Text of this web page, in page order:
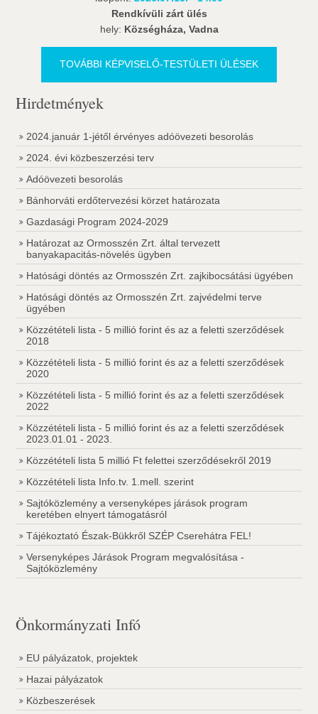
Rendkívüli zárt ülés
hely: Községháza, Vadna
TOVÁBBI KÉPVISELŐ-TESTÜLETI ÜLÉSEK
Hirdetmények
2024.január 1-jétől érvényes adóövezeti besorolás
2024. évi közbeszerzési terv
Adóövezeti besorolás
Bánhorváti erdőtervezési körzet határozata
Gazdasági Program 2024-2029
Határozat az Ormosszén Zrt. által tervezett
banyakapacitás-növelés ügyben
Hatósági döntés az Ormosszén Zrt. zajkibocsátási ügyében
Hatósági döntés az Ormosszén Zrt. zajvédelmi terve
ügyében
Közzétételi lista - 5 millió forint és az a feletti szerződések
2018
Közzétételi lista - 5 millió forint és az a feletti szerződések
2020
Közzétételi lista - 5 millió forint és az a feletti szerződések
2022
Közzétételi lista - 5 millió forint és az a feletti szerződések
2023.01.01 - 2023.
Közzétételi lista 5 millió Ft felettei szerződésekről 2019
Közzétételi lista Info.tv. 1.mell. szerint
Sajtóközlemény a versenyképes járások program
keretében elnyert támogatásról
Tájékoztató Észak-Bükkről SZÉP Cserehátra FEL!
Versenyképes Járások Program megvalósítása -
Sajtóközlemény
Önkormányzati Infó
EU pályázatok, projektek
Hazai pályázatok
Közbeszerések